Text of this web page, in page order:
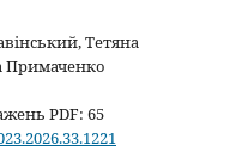
Тетяна
Примаченко
PDF: 65